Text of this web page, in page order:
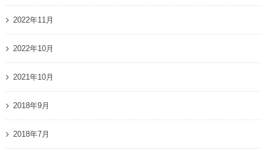
2022年11月
2022年10月
2021年10月
2018年9月
2018年7月